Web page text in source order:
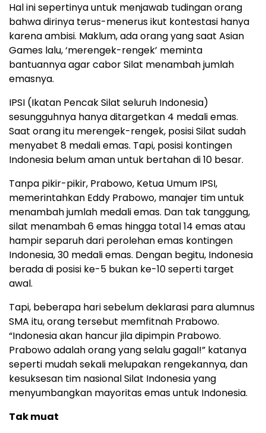
Hal ini sepertinya untuk menjawab tudingan orang
bahwa dirinya terus-menerus ikut kontestasi hanya
karena ambisi. Maklum, ada orang yang saat Asian
Games lalu, ‘merengek-rengek’ meminta
bantuannya agar cabor Silat menambah jumlah
emasnya.
IPSI (Ikatan Pencak Silat seluruh Indonesia)
sesungguhnya hanya ditargetkan 4 medali emas.
Saat orang itu merengek-rengek, posisi Silat sudah
menyabet 8 medali emas. Tapi, posisi kontingen
Indonesia belum aman untuk bertahan di 10 besar.
Tanpa pikir-pikir, Prabowo, Ketua Umum IPSI,
memerintahkan Eddy Prabowo, manajer tim untuk
menambah jumlah medali emas. Dan tak tanggung,
silat menambah 6 emas hingga total 14 emas atau
hampir separuh dari perolehan emas kontingen
Indonesia, 30 medali emas. Dengan begitu, Indonesia
berada di posisi ke-5 bukan ke-10 seperti target
awal.
Tapi, beberapa hari sebelum deklarasi para alumnus
SMA itu, orang tersebut memfitnah Prabowo.
“Indonesia akan hancur jila dipimpin Prabowo.
Prabowo adalah orang yang selalu gagal!” katanya
seperti mudah sekali melupakan rengekannya, dan
kesuksesan tim nasional Silat Indonesia yang
menyumbangkan mayoritas emas untuk Indonesia.
Tak muat